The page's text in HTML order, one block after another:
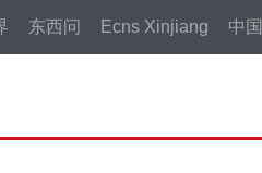
东西问 Ecns Xinjiang 中